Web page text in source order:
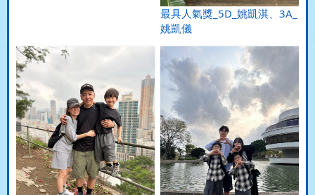
最具人氣獎_5D_姚凱淇、3A_
姚凱儀